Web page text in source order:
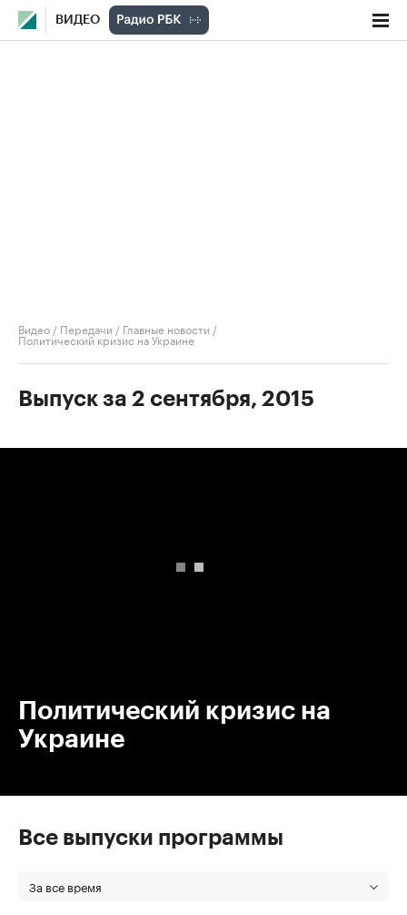
ВИДЕО
Видео / Передачи / Главные новости /
Политический кризис на Украине
Выпуск за 2 сентября, 2015
Политический кризис на
Украине
Все выпуски программы
За все время